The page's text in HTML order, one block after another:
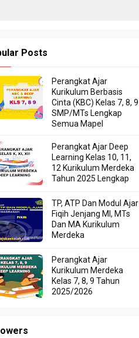
Posts
Perangkat Ajar
Kurikulum Berbasis
Cinta (KBC) Kelas 7, 8, 9
SMP/MTs Lengkap
Semua Mapel
Perangkat Ajar Deep
Learning Kelas 10, 11,
12 Kurikulum Merdeka
Tahun 2025 Lengkap
TP, ATP Dan Modul Ajar
Fiqih Jenjang MI, MTs
Dan MA Kurikulum
Merdeka
Perangkat Ajar
Kurikulum Merdeka
Kelas 7, 8, 9 Tahun
2025/2026